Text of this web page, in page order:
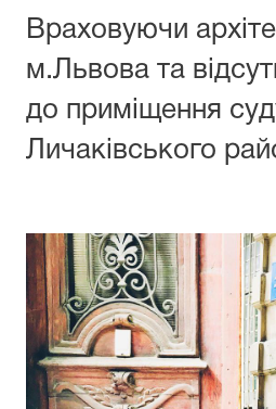
Враховуючи
м.Львова та
до приміщення
Личаківського